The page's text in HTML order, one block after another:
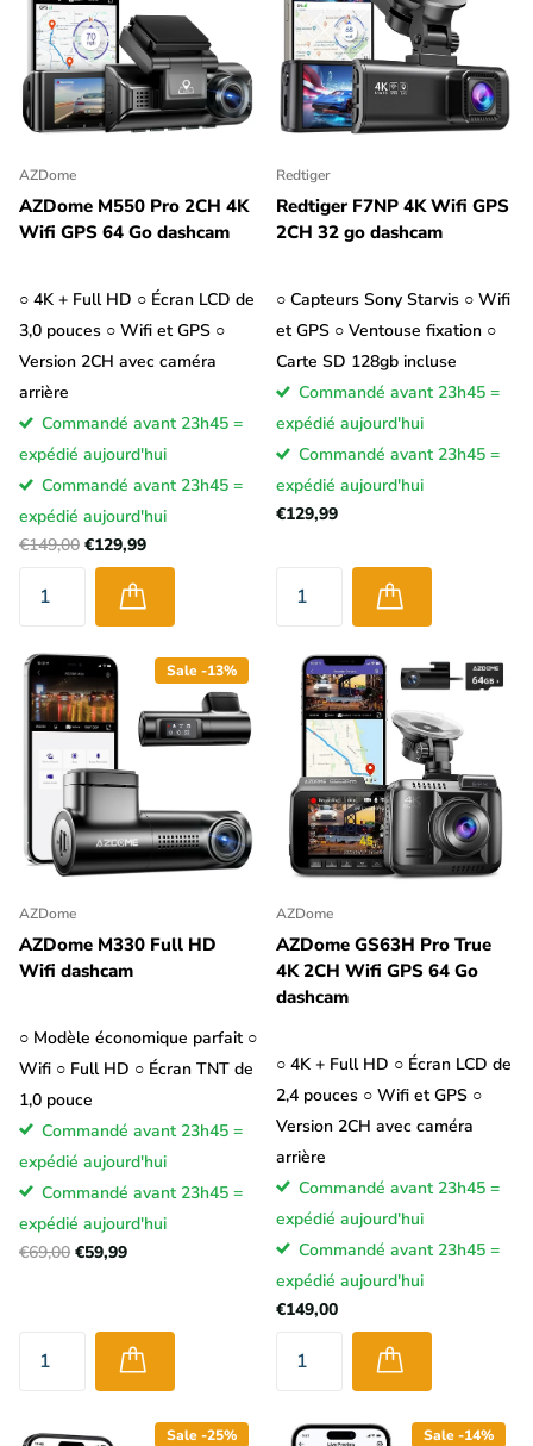
On nous demande souvent si une dashcam peut également être
utilisée à l'extérieur de la voiture, par exemple pour surveiller la
voiture depuis l'extérieur. En principe, vous pouvez également
utiliser une dashcam à l'extérieur de la voiture, à condition de
tableau de bord. À la maison, vous pouvez par exemple
connecter une dashcam au réseau électrique à l'aide d'un
chargeur USB standard pour téléphone. Il n'est généralement
dashcams (à l'exception de certaines dashcams pour motos) ne
sont pas étanches. Vous devez également tenir compte du
montage, car les dashcams sont livrées en standard avec une
fixation à ventouse ou à adhésif qui se fixe sur un pare-brise
incliné. Il n'est pas toujours possible ou facile d'orienter la
dashcam dans la bonne position.
AZDome
AZDome M550 Pro 2CH 4K
Wifi GPS 64 Go dashcam
○ 4K + Full HD ○ Écran LCD de
3,0 pouces ○ Wifi et GPS ○
Version 2CH avec caméra
arrière
Commandé avant 23h45 =
expédié aujourd'hui
Commandé avant 23h45 =
expédié aujourd'hui
€149,00 €129,99
Redtiger
Redtiger F7NP 4K Wifi GPS
2CH 32 go dashcam
○ Capteurs Sony Starvis ○ Wifi
et GPS ○ Ventouse fixation ○
Carte SD 128gb incluse
Commandé avant 23h45 =
expédié aujourd'hui
Commandé avant 23h45 =
expédié aujourd'hui
€129,99
Sale -13%
AZDome
AZDome M330 Full HD
Wifi dashcam
○ Modèle économique parfait ○
Wifi ○ Full HD ○ Écran TNT de
1,0 pouce
Commandé avant 23h45 =
expédié aujourd'hui
Commandé avant 23h45 =
expédié aujourd'hui
€69,00 €59,99
AZDome
AZDome GS63H Pro True
4K 2CH Wifi GPS 64 Go
dashcam
○ 4K + Full HD ○ Écran LCD de
2,4 pouces ○ Wifi et GPS ○
Version 2CH avec caméra
arrière
Commandé avant 23h45 =
expédié aujourd'hui
Commandé avant 23h45 =
expédié aujourd'hui
€149,00
Sale -25% Sale -14%